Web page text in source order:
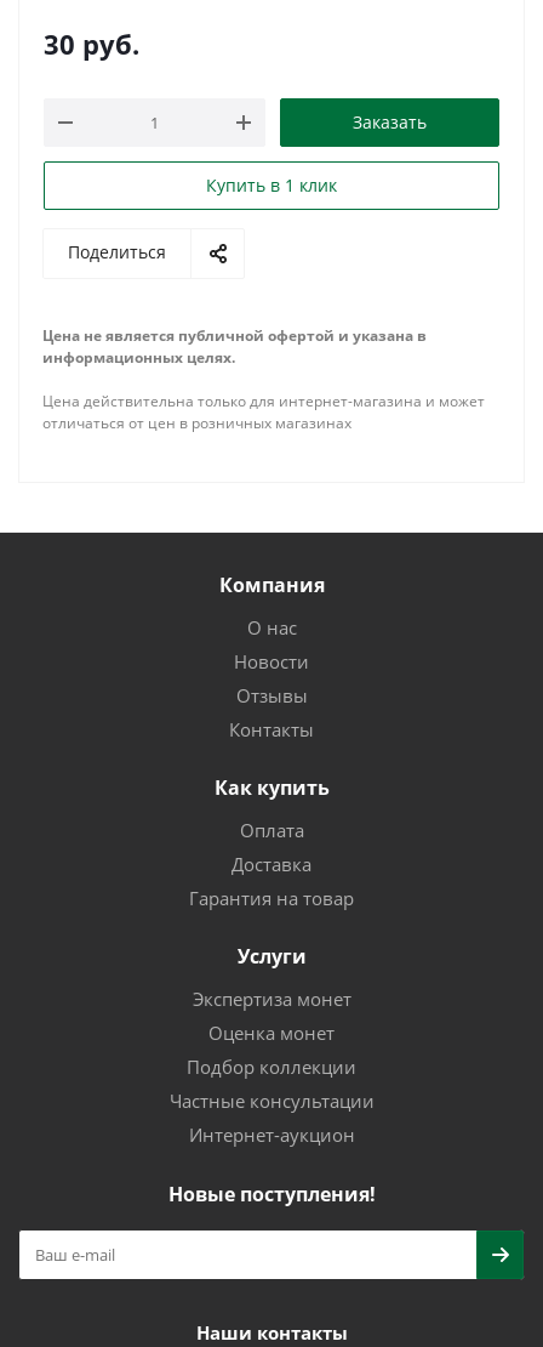
30 руб.
Заказать
Купить в 1 клик
Поделиться
Цена не является публичной офертой и указана в
информационных целях.
Цена действительна только для интернет-магазина и может
отличаться от цен в розничных магазинах
Компания
О нас
Новости
Отзывы
Контакты
Как купить
Оплата
Доставка
Гарантия на товар
Услуги
Экспертиза монет
Оценка монет
Подбор коллекции
Частные консультации
Интернет-аукцион
Новые поступления!
Наши контакты